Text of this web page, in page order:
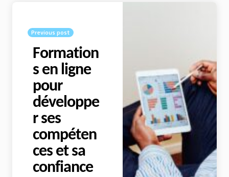
Previous post
Formation
s en ligne
pour
développe
r ses
compéten
ces et sa
confiance